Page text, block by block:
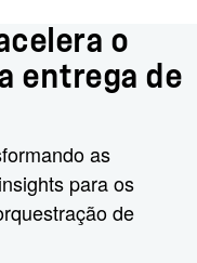
o
entrega de
as
para os
de